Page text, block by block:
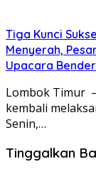
Tiga Kunci
Menyerah,
Upacara
Lombok Timur
kembali
Senin,…
Tinggalkan